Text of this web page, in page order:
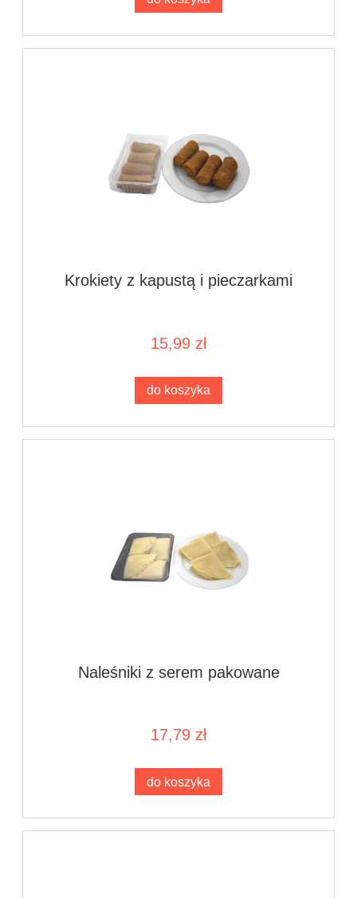
Krokiety z kapustą i pieczarkami
15,99 zł
do koszyka
Naleśniki z serem pakowane
17,79 zł
do koszyka